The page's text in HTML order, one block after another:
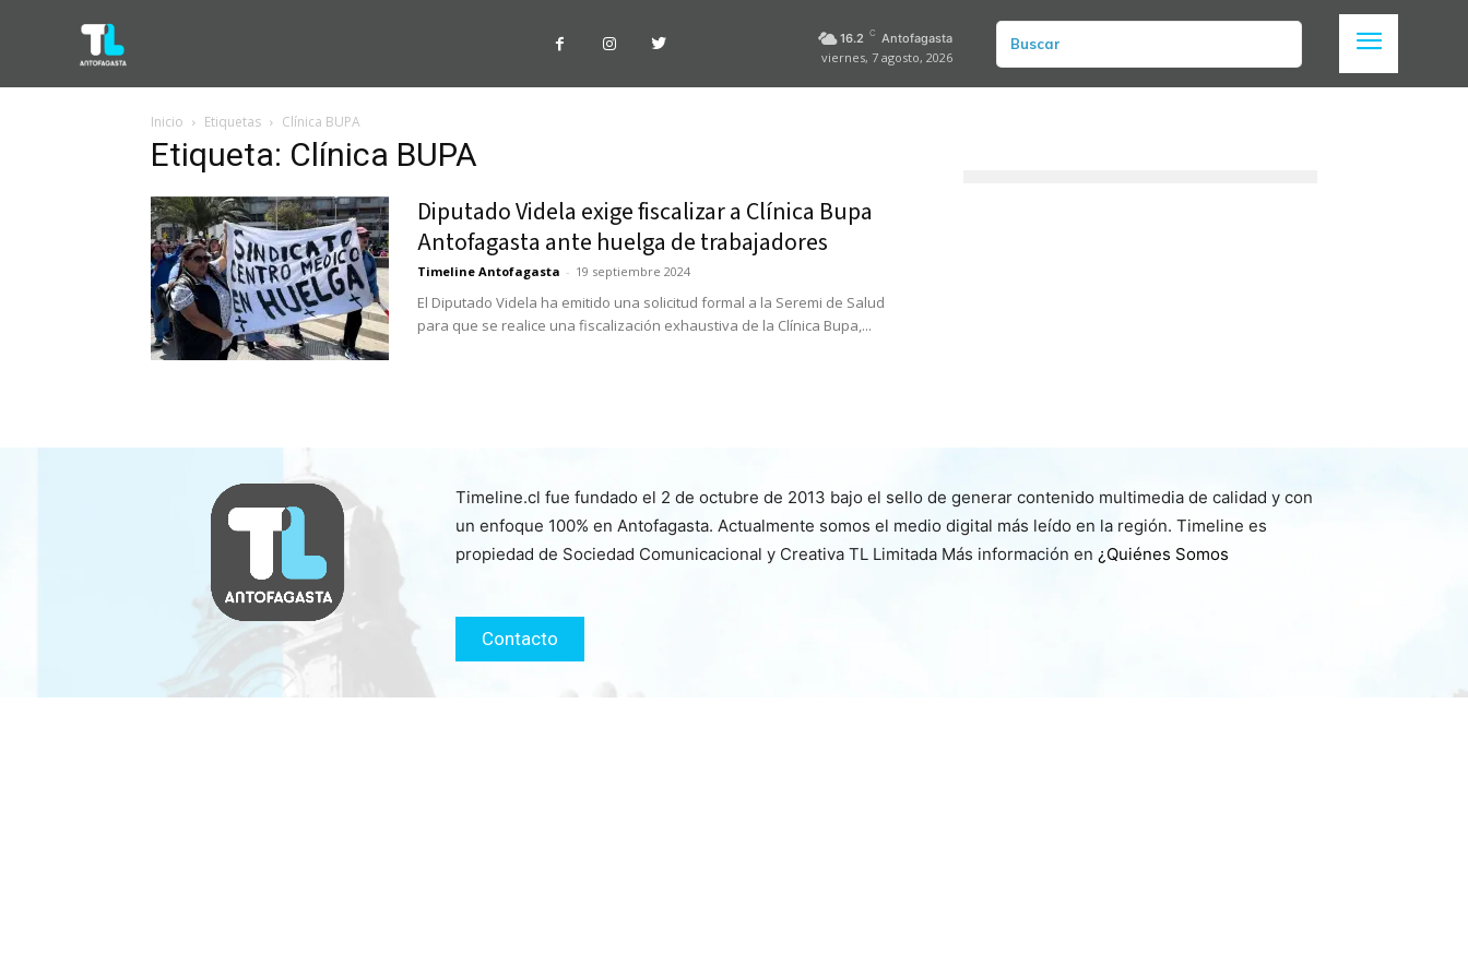
16.2 C Antofagasta
viernes, 7 agosto, 2026
Buscar
Inicio Etiquetas Clínica BUPA
Etiqueta: Clínica BUPA
Diputado Videla exige fiscalizar a Clínica Bupa
Antofagasta ante huelga de trabajadores
Timeline Antofagasta - 19 septiembre 2024
El Diputado Videla ha emitido una solicitud formal a la Seremi de Salud
para que se realice una fiscalización exhaustiva de la Clínica Bupa,...
Timeline.cl fue fundado el 2 de octubre de 2013 bajo el sello de generar contenido multimedia de calidad y con
un enfoque 100% en Antofagasta. Actualmente somos el medio digital más leído en la región. Timeline es
propiedad de Sociedad Comunicacional y Creativa TL Limitada Más información en ¿Quiénes Somos
Contacto